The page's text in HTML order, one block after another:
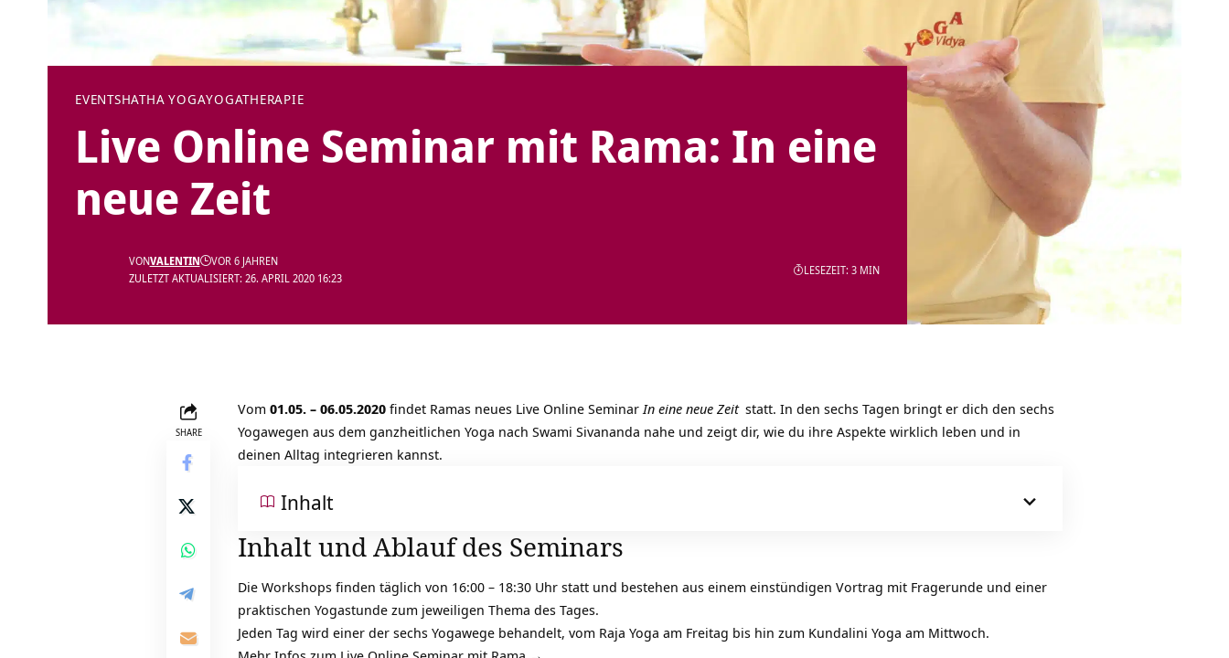
EVENTSHATHA YOGAYOGATHERAPIE
Live Online Seminar mit Rama: In eine
neue Zeit
ZULETZT AKTUALISIERT: 26. APRIL 2020 16:23
VONVALENTIN VOR 6 JAHREN
LESEZEIT: 3 MIN
SHARE
Vom 01.05. – 06.05.2020 findet Ramas neues Live Online SeminarIn eine neue Zeit statt. In den sechs Tagen bringt er dich den sechs
Yogawegen aus dem ganzheitlichen Yoga nach Swami Sivananda nahe und zeigt dir, wie du ihre Aspekte wirklich leben und in
deinen Alltag integrieren kannst.
Inhalt
Inhalt und Ablauf des Seminars
Die Workshops finden täglich von 16:00 – 18:30 Uhr statt und bestehen aus einem einstündigen Vortrag mit Fragerunde und einer
praktischen Yogastunde zum jeweiligen Thema des Tages.
Jeden Tag wird einer der sechs Yogawege behandelt, vom Raja Yoga am Freitag bis hin zum Kundalini Yoga am Mittwoch.